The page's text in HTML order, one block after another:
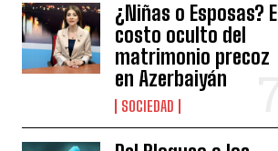
¿Niñas o Esposas? El
costo oculto del
matrimonio precoz
en Azerbaiyán
SOCIEDAD